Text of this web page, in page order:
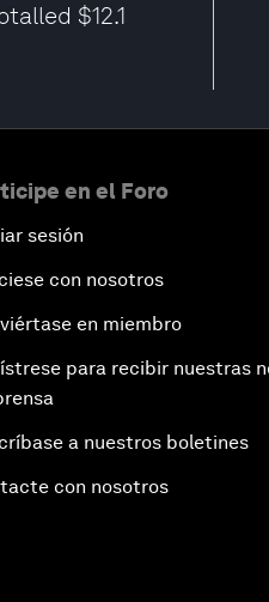
$12.1
en el Foro
sesión
con nosotros
en miembro
para recibir nuestras
a nuestros boletines
con nosotros